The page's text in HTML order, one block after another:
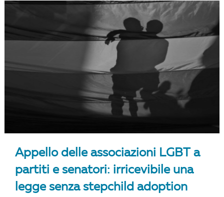
Appello delle associazioni LGBT a
partiti e senatori: irricevibile una
legge senza stepchild adoption